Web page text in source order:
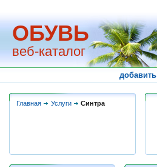
ОБУВЬ
веб-каталог
добавить
Главная Услуги Синтра